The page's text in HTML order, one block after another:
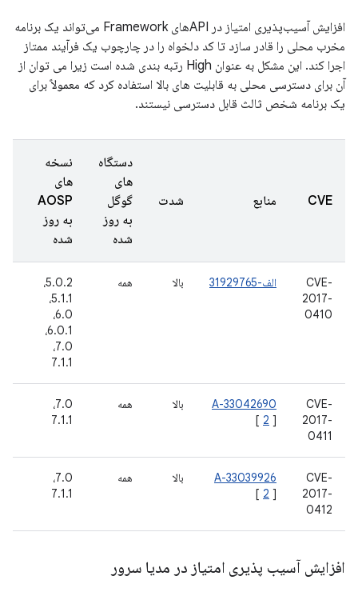
افزایش آسیب‌پذیری امتیاز در APIهای Framework می‌تواند یک برنامه
مخرب محلی را قادر سازد تا کد دلخواه را در چارچوب یک فرآیند ممتاز
اجرا کند. این مشکل به عنوان High رتبه بندی شده است زیرا می توان از
آن برای دسترسی محلی به قابلیت های بالا استفاده کرد که معمولاً برای
یک برنامه شخص ثالث قابل دسترسی نیستند.
CVE منابع شدت
دستگاه
های
گوگل
به روز
شده
نسخه
های
AOSP
به روز
شده
CVE-
2017-
0410
الف-31929765 بالا همه
5.0.2،
5.1.1،
6.0،
6.0.1،
7.0،
7.1.1
CVE-
2017-
0411
A-33042690
[ 2 ]
بالا همه
7.0،
7.1.1
CVE-
2017-
0412
A-33039926
[ 2 ]
بالا همه
7.0،
7.1.1
افزایش آسیب پذیری امتیاز در مدیا سرور